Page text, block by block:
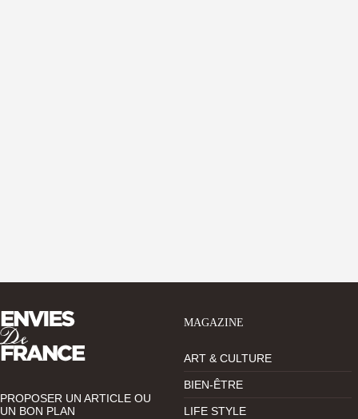
PROPOSER UN ARTICLE OU
UN BON PLAN
MAGAZINE
ART & CULTURE
BIEN-ÊTRE
LIFE STYLE